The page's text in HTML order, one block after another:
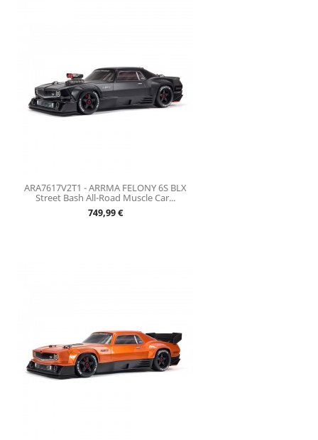
ARA7617V2T1 - ARRMA FELONY 6S BLX
Street Bash All-Road Muscle Car...
Prix
749,99 €